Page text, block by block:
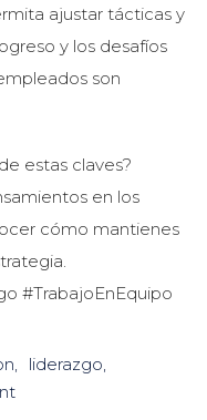
ajustar tácticas y
y los desafíos
son
estas claves?
en los
cómo mantienes
#TrabajoEnEquipo
liderazgo